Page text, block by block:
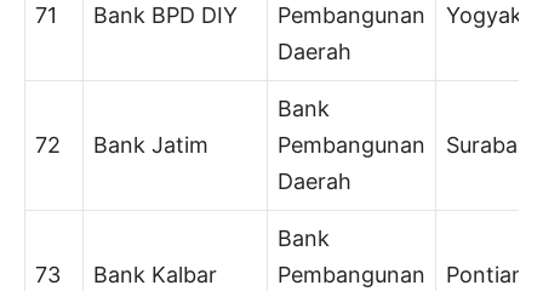
71 Bank BPD DIY
Pembangunan
Daerah
72 Bank Jatim
Bank
Pembangunan
Daerah
Surabaya
73 Bank Kalbar
Bank
Pembangunan